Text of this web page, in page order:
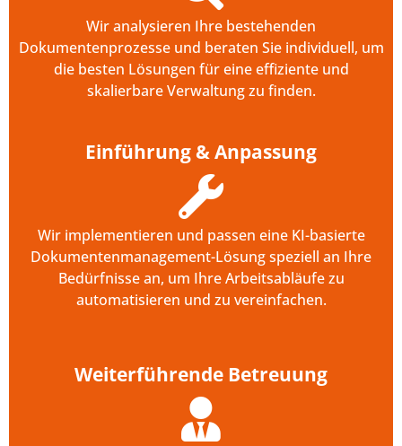
Wir analysieren Ihre bestehenden
Dokumentenprozesse und beraten Sie individuell, um
die besten Lösungen für eine effiziente und
skalierbare Verwaltung zu finden.
Einführung & Anpassung
Wir implementieren und passen eine KI-basierte
Dokumentenmanagement-Lösung speziell an Ihre
Bedürfnisse an, um Ihre Arbeitsabläufe zu
automatisieren und zu vereinfachen.
Weiterführende Betreuung